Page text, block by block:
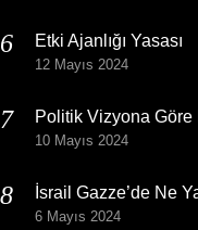
Etki Ajanlığı Yasası
12 Mayıs 2024
Politik Vizyona
10 Mayıs 2024
İsrail Gazze’de Ne
6 Mayıs 2024